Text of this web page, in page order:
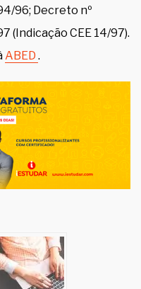
96; Decreto nº
(Indicação CEE 14/97).
ABED .